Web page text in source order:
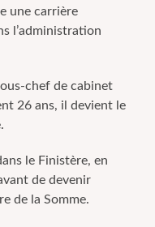
une carrière
l’administration
chef de cabinet
26 ans, il devient le
le Finistère, en
de devenir
de la Somme.